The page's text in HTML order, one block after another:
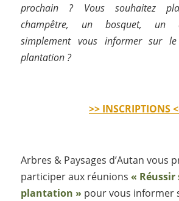
prochain ? Vous souhaitez
champêtre, un bosquet, un
simplement vous informer sur
plantation ?
>> INSCRIPTIONS
Arbres & Paysages d’Autan vous
participer aux réunions «
plantation » pour vous informer